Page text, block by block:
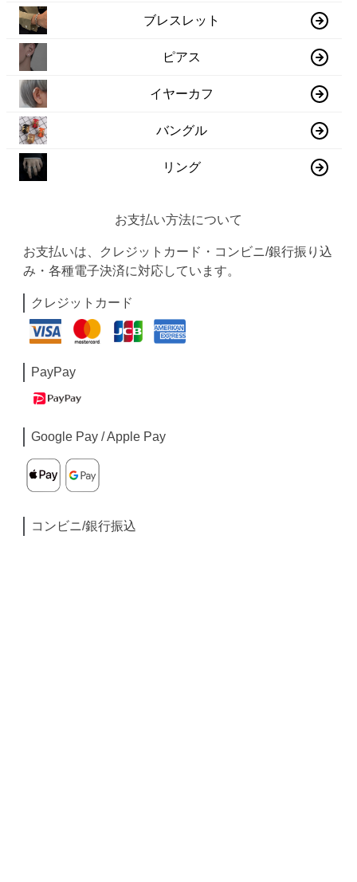
ブレスレット
ピアス
イヤーカフ
バングル
リング
お支払い方法について
お支払いは、クレジットカード・コンビニ/銀行振り込
み・各種電子決済に対応しています。
クレジットカード
PayPay
Google Pay / Apple Pay
コンビニ/銀行振込